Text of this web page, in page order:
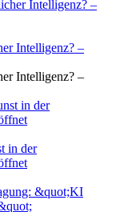
Intelligenz? –
Intelligenz? –
in der